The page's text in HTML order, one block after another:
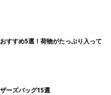
すすめ5選！荷物がたっぷり入って
ーズバッグ15選